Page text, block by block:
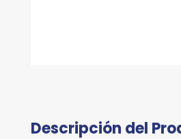
Descripción del